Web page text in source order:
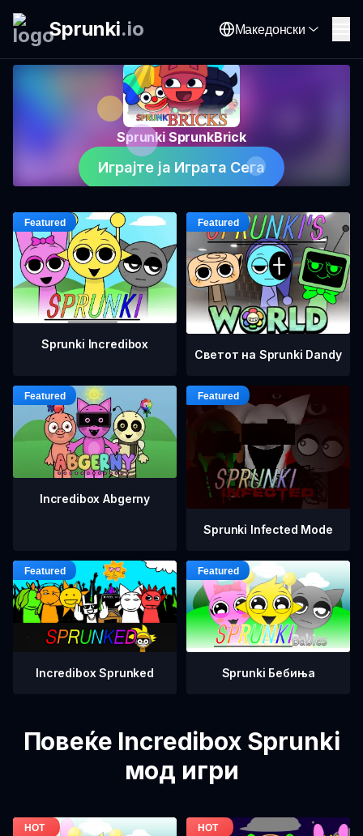
Sprunki.io Македонски
Sprunki SprunkBrick
Играјте ја Играта Сега
Sprunki Incredibox
Светот на Sprunki Dandy
Incredibox Abgerny
Sprunki Infected Mode
Incredibox Sprunked Sprunki Бебиња
Повеќе Incredibox Sprunki
мод игри